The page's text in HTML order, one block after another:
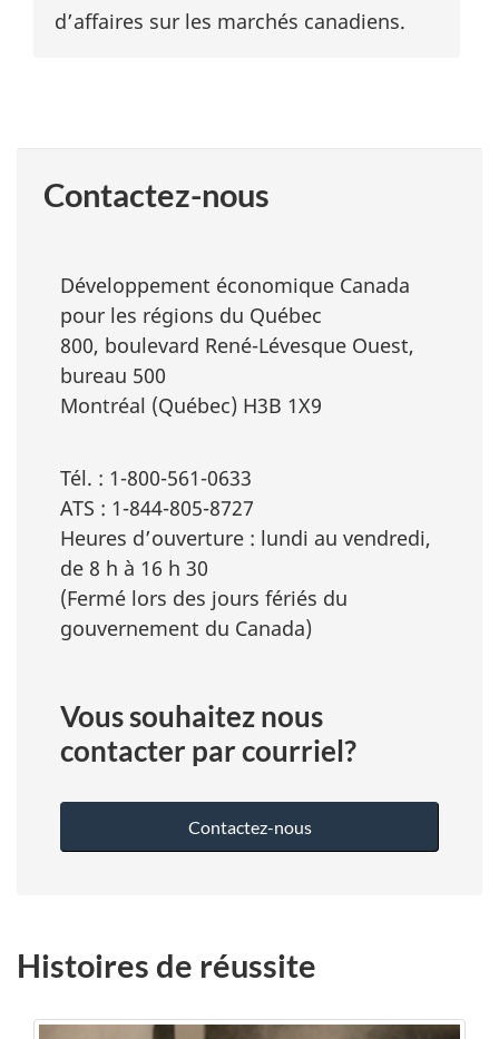
d’affaires sur les marchés canadiens.
Contactez-nous
Développement économique Canada
pour les régions du Québec
800, boulevard René-Lévesque Ouest,
bureau 500
Montréal (Québec) H3B 1X9
Tél. : 1-800-561-0633
ATS : 1-844-805-8727
Heures d’ouverture : lundi au vendredi,
de 8 h à 16 h 30
(Fermé lors des jours fériés du
gouvernement du Canada)
Vous souhaitez nous
contacter par courriel?
Contactez-nous
Histoires de réussite